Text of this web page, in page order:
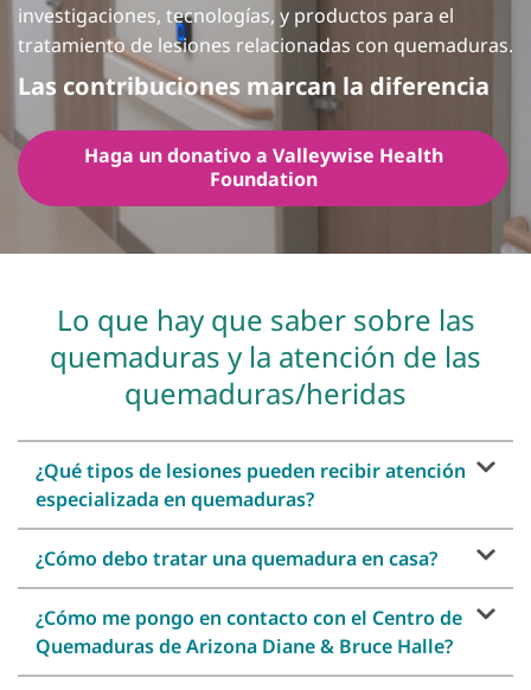
investigaciones, tecnologías, y productos para el
tratamiento de lesiones relacionadas con quemaduras.
Las contribuciones marcan la diferencia
Haga un donativo a Valleywise Health
Foundation
Lo que hay que saber sobre las
quemaduras y la atención de las
quemaduras/heridas
¿Qué tipos de lesiones pueden recibir atención
especializada en quemaduras?
¿Cómo debo tratar una quemadura en casa?
¿Cómo me pongo en contacto con el Centro de
Quemaduras de Arizona Diane & Bruce Halle?